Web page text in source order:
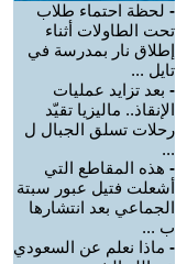
- لحظة احتماء طلاب
تحت الطاولات أثناء
إطلاق نار بمدرسة في
تايل ...
- بعد تزايد عمليات
الإنقاذ.. ماليزيا تقيّد
رحلات تسلق الجبال ل
...
- هذه المقاطع التي
أشعلت فتيل عبور سبتة
الجماعي بعد انتشارها
ب ...
- ماذا نعلم عن السعودي